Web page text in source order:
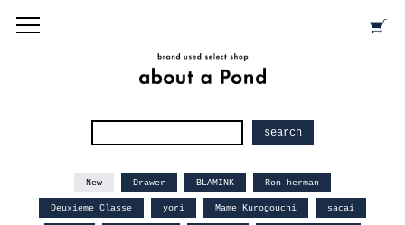
New Drawer BLAMINK Ron herman
Deuxieme Classe yori Mame Kurogouchi sacai